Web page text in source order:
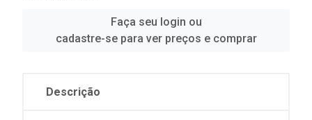
Faça seu login ou
cadastre-se para ver preços e comprar
Descrição